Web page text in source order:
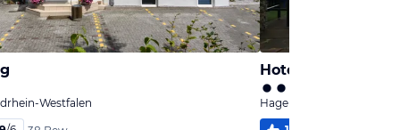
Westfalen
Hotel Dresel
Hagen, Nordrhein-